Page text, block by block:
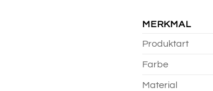
MERKMAL
Produktart
Farbe
Material